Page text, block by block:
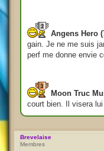
Angens Hero
gain. Je ne me suis
perf me donne envie
Moon Truc
court bien. Il visera
Brevelaise
Membres